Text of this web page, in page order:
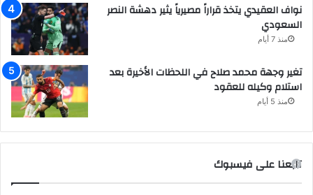
نواف العقيدي يتخذ قراراً مصيرياً يثير دهشة النصر
السعودي
منذ 7 أيام
تغير وجهة محمد صلاح في اللحظات الأخيرة بعد
استلام وكيله للعقود
منذ 5 أيام
تابعنا على فيسبوك